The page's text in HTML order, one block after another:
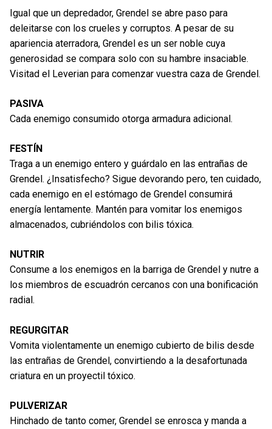
Igual que un depredador, Grendel se abre paso para
deleitarse con los crueles y corruptos. A pesar de su
apariencia aterradora, Grendel es un ser noble cuya
generosidad se compara solo con su hambre insaciable.
Visitad el Leverian para comenzar vuestra caza de Grendel.
PASIVA
Cada enemigo consumido otorga armadura adicional.
FESTÍN
Traga a un enemigo entero y guárdalo en las entrañas de
Grendel. ¿Insatisfecho? Sigue devorando pero, ten cuidado,
cada enemigo en el estómago de Grendel consumirá
energía lentamente. Mantén para vomitar los enemigos
almacenados, cubriéndolos con bilis tóxica.
NUTRIR
Consume a los enemigos en la barriga de Grendel y nutre a
los miembros de escuadrón cercanos con una bonificación
radial.
REGURGITAR
Vomita violentamente un enemigo cubierto de bilis desde
las entrañas de Grendel, convirtiendo a la desafortunada
criatura en un proyectil tóxico.
PULVERIZAR
Hinchado de tanto comer, Grendel se enrosca y manda a